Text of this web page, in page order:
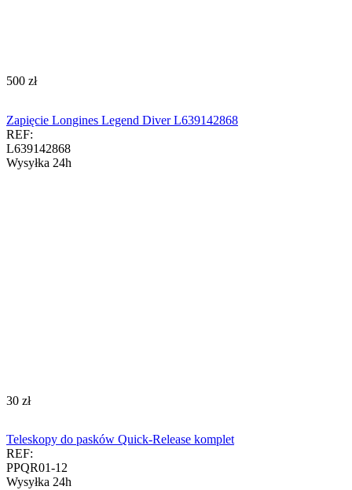
‍500‍ zł
Zapięcie Longines Legend Diver L639142868
REF:
L639142868
Wysyłka 24h
‍30‍ zł
Teleskopy do pasków Quick-Release komplet
REF:
PPQR01-12
Wysyłka 24h